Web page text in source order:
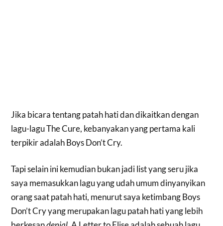
Jika bicara tentang patah hati dan dikaitkan dengan
lagu-lagu The Cure, kebanyakan yang pertama kali
terpikir adalah Boys Don’t Cry.
Tapi selain ini kemudian bukan jadi list yang seru jika
saya memasukkan lagu yang udah umum dinyanyikan
orang saat patah hati, menurut saya ketimbang Boys
Don’t Cry yang merupakan lagu patah hati yang lebih